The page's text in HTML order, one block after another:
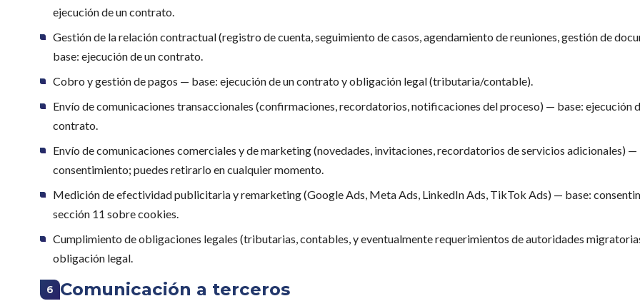
ejecución de un contrato.
Gestión de la relación contractual (registro de cuenta, seguimiento de casos, agendamiento de reuniones, gestión de
base: ejecución de un contrato.
Cobro y gestión de pagos — base: ejecución de un contrato y obligación legal (tributaria/contable).
Envío de comunicaciones transaccionales (confirmaciones, recordatorios, notificaciones del proceso) — base: ejecución
contrato.
Envío de comunicaciones comerciales y de marketing (novedades, invitaciones, recordatorios de servicios adicionales) —
consentimiento; puedes retirarlo en cualquier momento.
Medición de efectividad publicitaria y remarketing (Google Ads, Meta Ads, LinkedIn Ads, TikTok Ads) — base:
sección 11 sobre cookies.
Cumplimiento de obligaciones legales (tributarias, contables, y eventualmente requerimientos de autoridades
obligación legal.
6 Comunicación a terceros